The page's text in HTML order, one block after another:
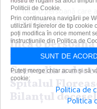
Încă o persoană care
staţia GPL din...
Încă o
în exploziile
Crevedia a
Spitalul
Bilanţul
Politicii de Cookie.
Prin continuarea navigării pe
utilizării fişierelor de tip cookie
poți modifica în orice moment
instrucțiunile din Politica de
SUNT DE
Puteți merge chiar acum și să
cookie:
Politica de
Politica